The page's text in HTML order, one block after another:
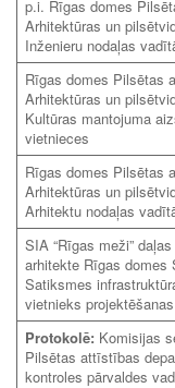
p.i. Rīgas domes
Arhitektūras un
Inženieru nodaļas
Rīgas domes Pilsētas
Arhitektūras un
Kultūras mantojuma
vietnieces
Rīgas domes Pilsētas
Arhitektūras un
Arhitektu nodaļas
SIA “Rīgas meži”
arhitekte Rīgas domes
Satiksmes
vietnieks
Protokolē: Komisijas
Pilsētas attīstības
kontroles pārvaldes